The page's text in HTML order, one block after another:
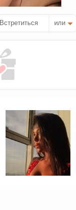
Встретиться или